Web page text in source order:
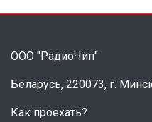
ООО "РадиоЧип"
Беларусь, 220073, г.
Как проехать?